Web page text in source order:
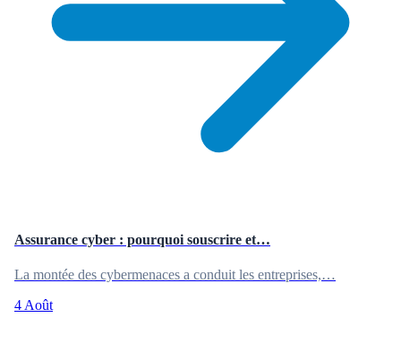
Assurance cyber : pourquoi souscrire et…
La montée des cybermenaces a conduit les entreprises,…
4 Août